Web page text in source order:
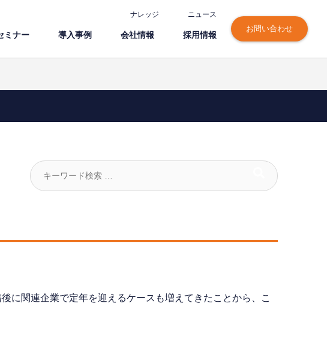
ナレッジ ニュース
ミナー 導⼊事例 会社情報 採⽤情報
お問い合わせ
に関連企業で定年を迎えるケースも増えてきたことから、こ